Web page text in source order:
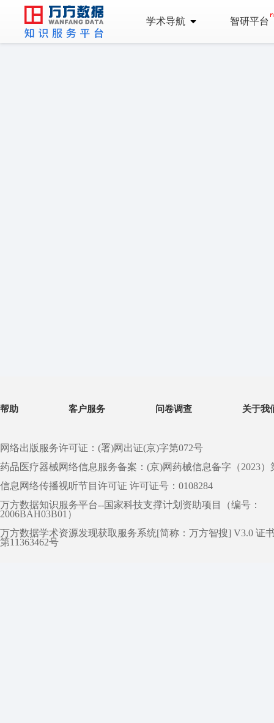
学术导航 智研平台
帮助 客户服务 问卷调查 关于我
网络出版服务许可证：(署)网出证(京)字第072号
药品医疗器械网络信息服务备案：(京)网药械信息备字（2023）
信息网络传播视听节目许可证 许可证号：0108284
万方数据知识服务平台--国家科技支撑计划资助项目（编号：
2006BAH03B01）
万方数据学术资源发现获取服务系统[简称：万方智搜] V3.0 证
第11363462号